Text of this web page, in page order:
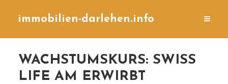
immobilien-darlehen.info
WACHSTUMSKURS: SWISS
LIFE AM ERWIRBT